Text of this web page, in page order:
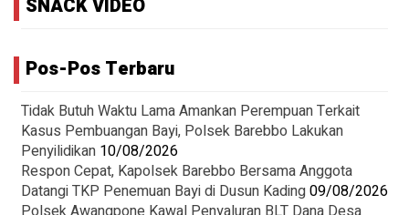
SNACK VIDEO
Pos-Pos Terbaru
Tidak Butuh Waktu Lama Amankan Perempuan Terkait
Kasus Pembuangan Bayi, Polsek Barebbo Lakukan
Penyilidikan 10/08/2026
Respon Cepat, Kapolsek Barebbo Bersama Anggota
Datangi TKP Penemuan Bayi di Dusun Kading09/08/2026